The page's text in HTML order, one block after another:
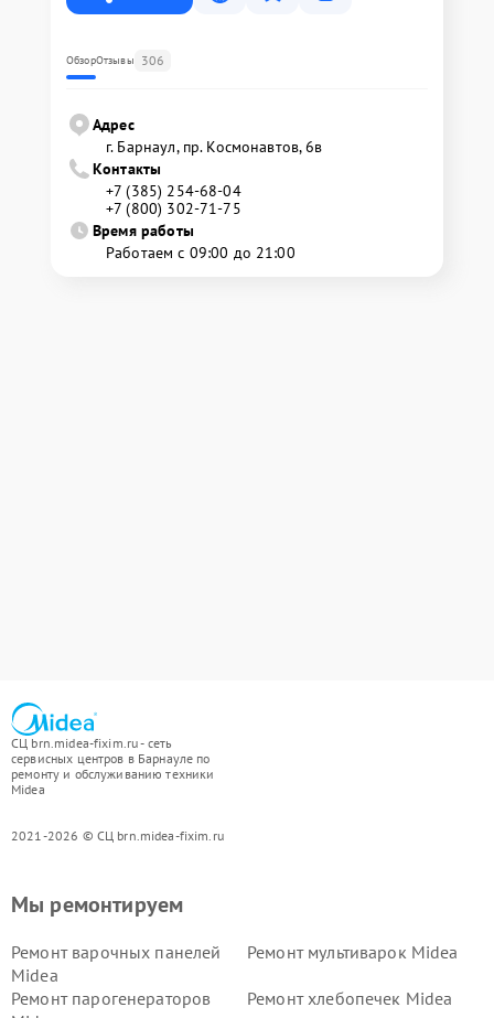
ОбзорОтзывы 306
Адрес
г. Барнаул, ​пр. Космонавтов, 6в
Контакты
+7 (385) 254-68-04
+7 (800) 302-71-75
Время работы
Работаем с 09:00 до 21:00
СЦ brn.midea-fixim.ru - сеть
сервисных центров в Барнауле по
ремонту и обслуживанию техники
Midea
2021-2026 © СЦ brn.midea-fixim.ru
Мы ремонтируем
Ремонт варочных панелей
Midea
Ремонт мультиварок Midea
Ремонт парогенераторов
Ремонт хлебопечек Midea